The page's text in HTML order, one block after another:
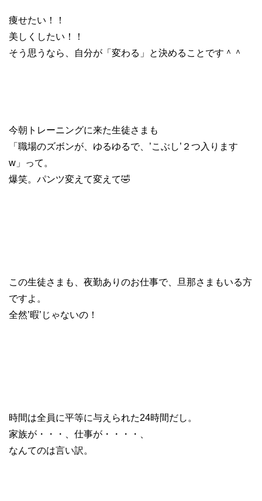
痩せたい！！
美しくしたい！！
そう思うなら、自分が「変わる」と決めることです＾＾
今朝トレーニングに来た生徒さまも
「職場のズボンが、ゆるゆるで、’こぶし’２つ入ります
w」って。
爆笑。パンツ変えて変えて🤣
この生徒さまも、夜勤ありのお仕事で、旦那さまもいる方
ですよ。
全然’暇’じゃないの！
時間は全員に平等に与えられた24時間だし。
家族が・・・、仕事が・・・・、
なんてのは言い訳。